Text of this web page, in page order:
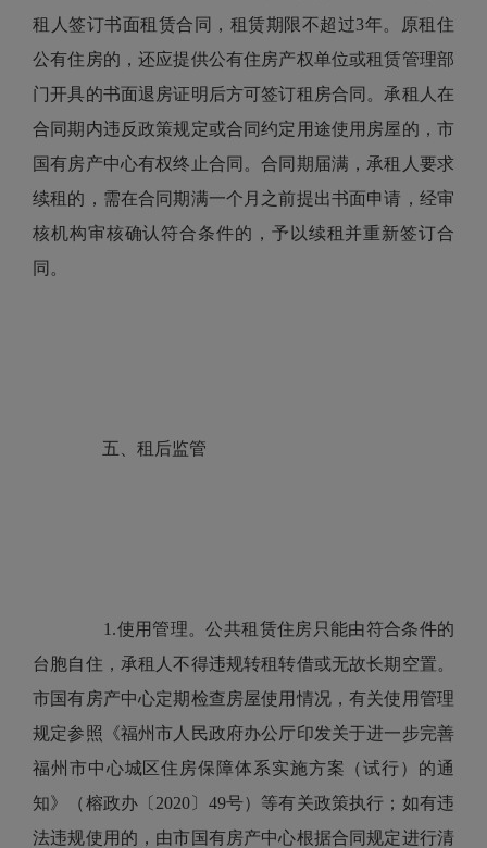
租人签订书面租赁合同，租赁期限不超过3年。原租住
公有住房的，还应提供公有住房产权单位或租赁管理部
门开具的书面退房证明后方可签订租房合同。承租人在
合同期内违反政策规定或合同约定用途使用房屋的，市
国有房产中心有权终止合同。合同期届满，承租人要求
续租的，需在合同期满一个月之前提出书面申请，经审
核机构审核确认符合条件的，予以续租并重新签订合
同。
五、租后监管
1.使用管理。公共租赁住房只能由符合条件的
台胞自住，承租人不得违规转租转借或无故长期空置。
市国有房产中心定期检查房屋使用情况，有关使用管理
规定参照《福州市人民政府办公厅印发关于进一步完善
福州市中心城区住房保障体系实施方案（试行）的通
知》（榕政办〔2020〕49号）等有关政策执行；如有违
法违规使用的，由市国有房产中心根据合同规定进行清